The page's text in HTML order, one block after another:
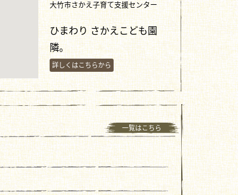
大竹市さかえ子育て支援センター
ひまわり さかえこども園
隣。
詳しくはこちらから
一覧はこちら